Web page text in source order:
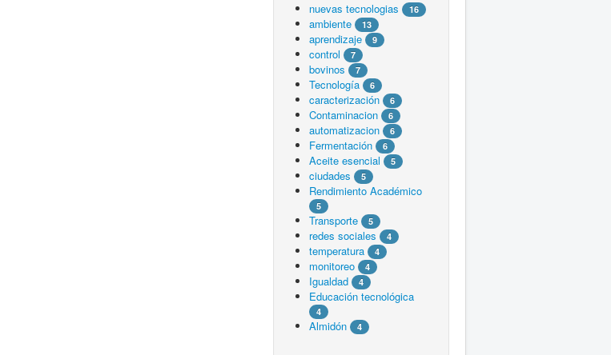
nuevas tecnologias 16
ambiente 13
aprendizaje 9
control 7
bovinos 7
Tecnología 6
caracterización 6
Contaminacion 6
automatizacion 6
Fermentación 6
Aceite esencial 5
ciudades 5
Rendimiento Académico
5
Transporte 5
redes sociales 4
temperatura 4
monitoreo 4
Igualdad 4
Educación tecnológica
4
Almidón 4